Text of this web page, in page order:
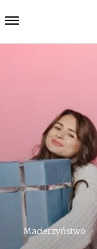
Macierzyństwo